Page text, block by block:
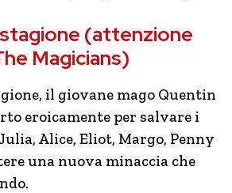
(attenzione
Magicians)
il giovane mago Quentin
eroicamente per salvare i
Alice, Eliot, Margo, Penny
una nuova minaccia che